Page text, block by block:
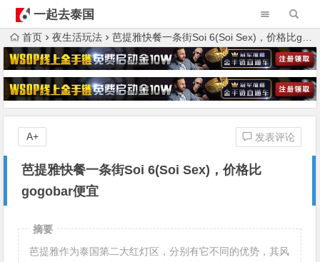
一起去泰国
首页 夜生活玩法 芭提雅快餐一条街Soi 6(Soi Sex)，价格比gogobar便宜
芭提雅快餐一条街Soi 6(Soi Sex)，价格比
gogobar便宜
发表评论
A+
摘要
芭提雅作为泰国第二大红灯区，分别有它不同的优势，其风